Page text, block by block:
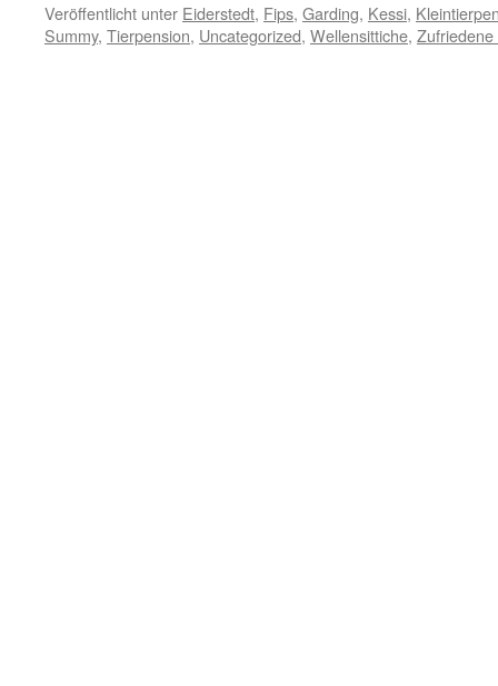
Veröffentlicht unter Eiderstedt, Fips, Garding, Kessi,
Summy, Tierpension, Uncategorized, Wellensittiche, Zufriedene